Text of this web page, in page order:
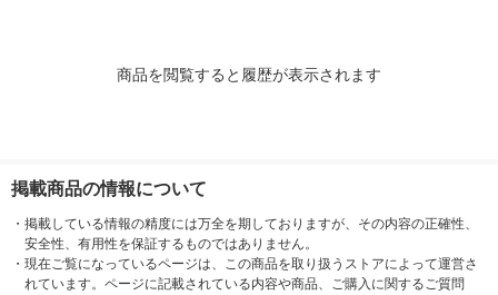
商品を閲覧すると履歴が表示されます
掲載商品の情報について
・ 掲載している情報の精度には万全を期しておりますが、その内容の正確性、
安全性、有用性を保証するものではありません。
・ 現在ご覧になっているページは、この商品を取り扱うストアによって運営さ
れています。ページに記載されている内容や商品、ご購入に関するご質問